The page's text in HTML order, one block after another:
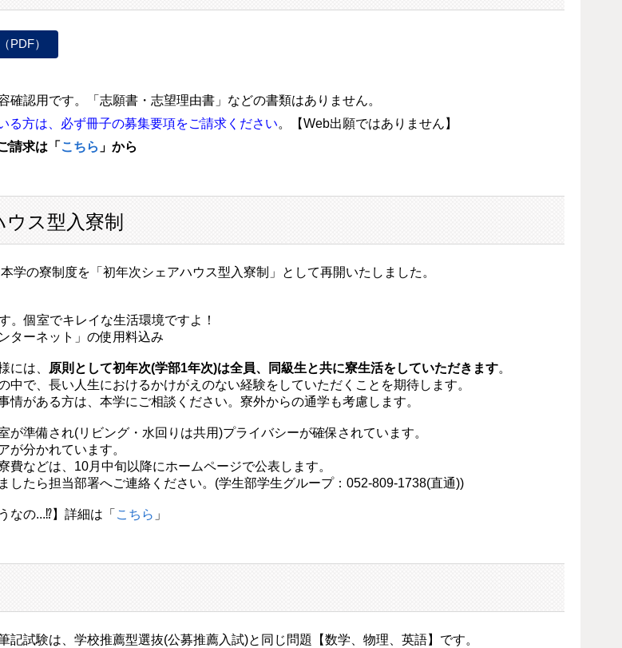
PDF）
確認用です。「志願書・志望理由書」などの書類はありません。
る方は、必ず冊子の募集要項をご請求ください。【Web出願ではありません】
請求は「 こちら 」から
ス型入寮制
学の寮制度を「初年次シェアハウス型入寮制」として再開いたしました。
。個室でキレイな生活環境ですよ！
ターネット」の使用料込み
には、 原則として初年次(学部1年次)は全員、同級生と共に寮生活をしていただきます。
中で、長い人生におけるかけがえのない経験をしていただくことを期待します。
情がある方は、本学にご相談ください。寮外からの通学も考慮します。
が準備され(リビング・水回りは共用)プライバシーが確保されています。
が分かれています。
費などは、10月中旬以降にホームページで公表します。
したら担当部署へご連絡ください。(学生部学生グループ：052-809-1738(直通))
なの...⁉】詳細は「 こちら 」
記試験は、学校推薦型選抜(公募推薦入試)と同じ問題【数学、物理、英語】です。